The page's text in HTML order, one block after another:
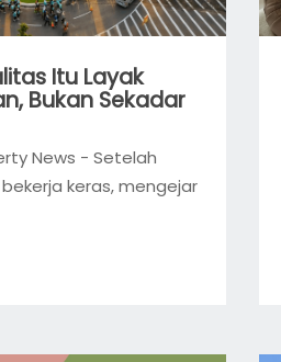
Itu Layak
Bukan Sekadar
News - Setelah
keras, mengejar